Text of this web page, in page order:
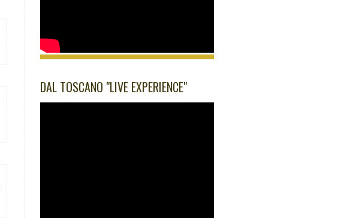
DAL TOSCANO "LIVE EXPERIENCE"